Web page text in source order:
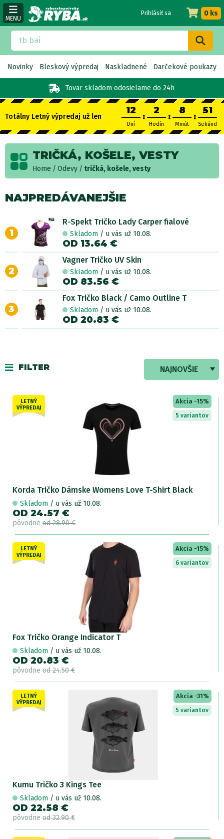
MENU
Tovar skladom odosielame do 24h
Prihlásiť sa 0 ks
Novinky Bleskový výpredaj Naskladnené Darčekové poukazy
Totálny Letný výpredaj už len
12
Dní
:
2
Hodín
:
8
Minút
:
50
Sekúnd
TRIČKÁ, KOŠELE, VESTY
Home Odevy tričká, košele, vesty
NAJPREDÁVANEJŠIE
1
R-Spekt Tričko Lady Carper fialové
Skladom / u vás už 10.08.
OD 13.64 €
2
Vagner Tričko UV Skin
Skladom / u vás už 10.08.
OD 83.56 €
3
Fox Tričko Black / Camo Outline T
Skladom / u vás už 10.08.
OD 20.83 €
NAJNOVŠIE
FILTER
LETNÝ
VÝPREDAJ
Akcia -15%
5 variantov
Korda Tričko Dámske Womens Love T-Shirt Black
Skladom / u vás už 10.08.
OD 24.57 €
pôvodne od 28.90 €
LETNÝ
VÝPREDAJ
Akcia -15%
6 variantov
Fox Tričko Orange Indicator T
Skladom / u vás už 10.08.
OD 20.83 €
pôvodne od 24.50 €
LETNÝ
VÝPREDAJ
Akcia -31%
5 variantov
Kumu Tričko 3 Kings Tee
Skladom / u vás už 10.08.
OD 22.58 €
pôvodne od 32.90 €